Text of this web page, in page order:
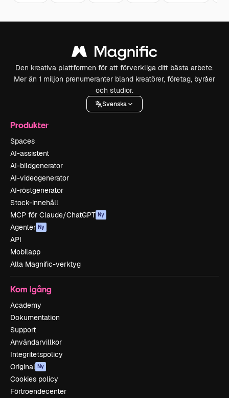
Den kreativa plattformen för att förverkliga ditt bästa arbete.
Mer än 1 miljon prenumeranter bland kreatörer, företag, byråer
och studior.
Svenska
Produkter
Spaces
AI-assistent
AI-bildgenerator
AI-videogenerator
AI-röstgenerator
Stock-innehåll
MCP för Claude/ChatGPT Ny
Agenter Ny
API
Mobilapp
Alla Magnific-verktyg
Kom igång
Academy
Dokumentation
Support
Användarvillkor
Integritetspolicy
Original Ny
Cookies policy
Förtroendecenter